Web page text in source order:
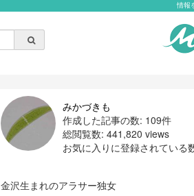
情報
みかづきも
作成した記事の数: 109件
総閲覧数: 441,820 views
お気に入りに登録されている
金沢生まれのアラサー独女